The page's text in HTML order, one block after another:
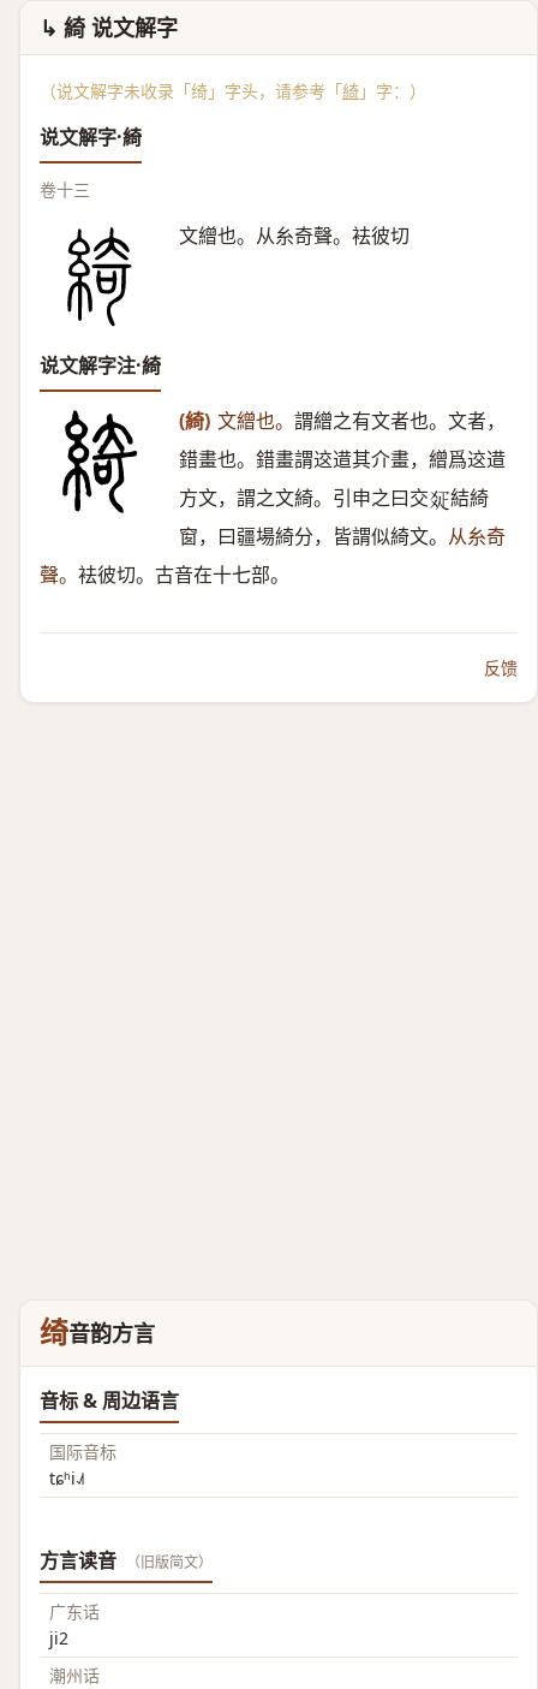
↳ 綺 说文解字
（说文解字未收录「绮」字头，请参考「綺 」字：）
说文解字·綺
卷十三
文繒也。从糸奇聲。袪彼切
说文解字注·綺
(綺) 文繒也。 謂繒之有文者也。文者，
錯畫也。錯畫謂䢒逪其介畫，繒爲䢒逪
方文，謂之文綺。引申之曰交𤕟 結綺
窗，曰疆場綺分，皆謂似綺文。 从糸奇
聲。 袪彼切。古音在十七部。
反馈
绮音韵方言
音标 & 周边语言
国际音标
tɕʰi˨˩˦
方言读音 （旧版简文）
广东话
ji2
潮州话